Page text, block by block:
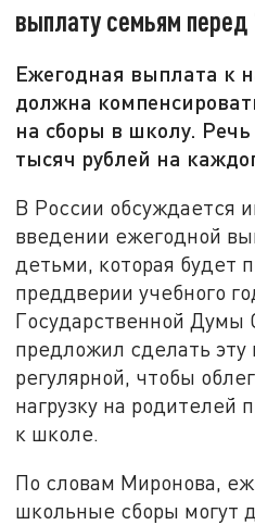
выплату семьям перед
Ежегодная выплата к
должна
на сборы в школу.
тысяч рублей на
В России обсуждается
введении ежегодной
детьми, которая будет
преддверии учебного
Государственной Думы
предложил сделать
регулярной, чтобы
нагрузку на родителей
к школе.
По словам Миронова,
школьные сборы могут